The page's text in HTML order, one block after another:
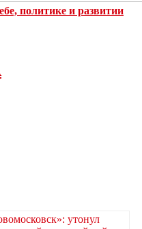
политике и развитии